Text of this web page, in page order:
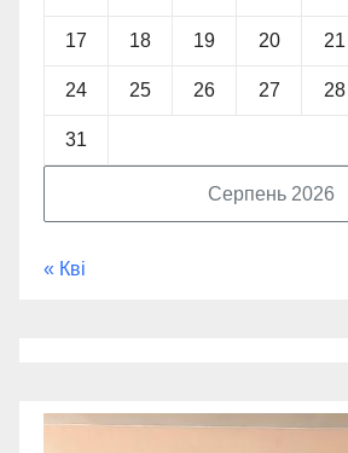
Серпень 2026
17 18 19 20 21
24 25 26 27 28
31
« Кві